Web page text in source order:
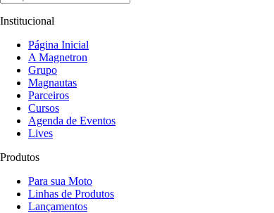
Institucional
Página Inicial
A Magnetron
Grupo
Magnautas
Parceiros
Cursos
Agenda de Eventos
Lives
Produtos
Para sua Moto
Linhas de Produtos
Lançamentos